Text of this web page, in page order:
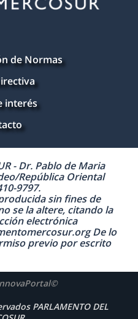
de Normas
interés
- Dr. Pablo de Maria
República Oriental
9797.
sin fines de
se la altere, citando la
electrónica
De lo
previo por escrito
PARLAMENTO DEL